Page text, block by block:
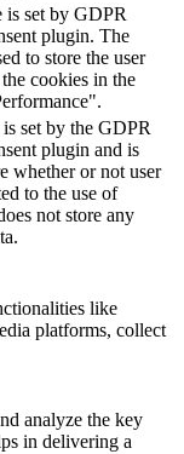
is set by GDPR
plugin. The
to store the user
cookies in the
set by the GDPR
plugin and is
whether or not user
to the use of
not store any
like
platforms, collect
analyze the key
in delivering a